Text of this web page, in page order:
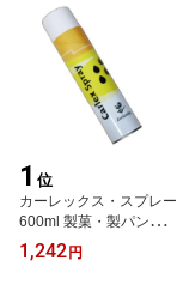
1 位
カーレックス・スプレー
600ml 製菓・製パン用離
型油 ※沖縄への場合は沖
縄送料＋船便送料を頂戴
1,242 円